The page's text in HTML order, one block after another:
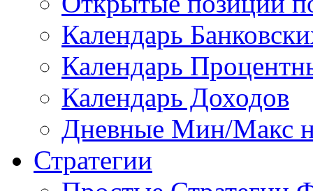
Календарь
Календарь
Календарь Доходов
Дневные Мин/Макс
Стратегии